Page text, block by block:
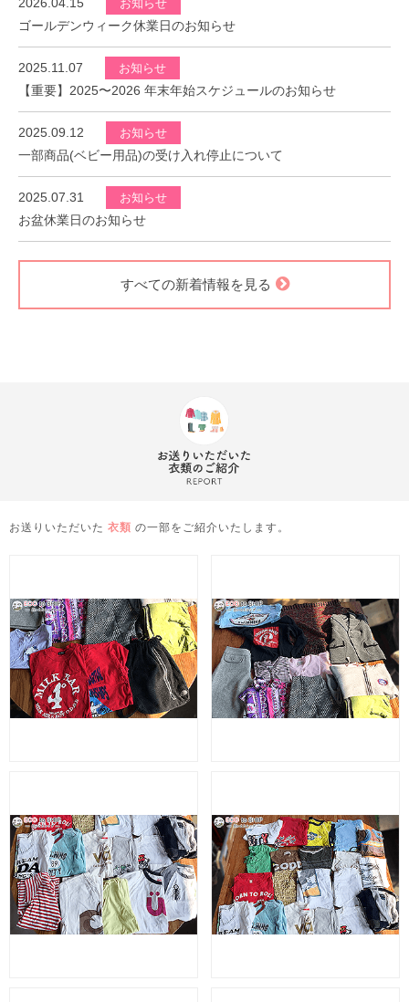
お知らせ
ゴールデンウィーク休業日のお知らせ
2025.11.07 お知らせ
【重要】2025〜2026 年末年始スケジュールのお知らせ
2025.09.12 お知らせ
一部商品(ベビー用品)の受け入れ停止について
2025.07.31 お知らせ
お盆休業日のお知らせ
すべての新着情報を見る
お送りいただいた 衣類 の一部をご紹介いたします。